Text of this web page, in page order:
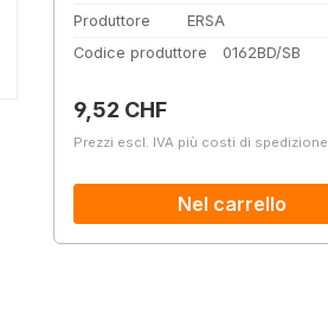
Produttore
ERSA
Codice produttore
0162BD/SB
Prezzo normale:
9,52 CHF
Prezzi escl. IVA più costi di spedizione
Nel carrello